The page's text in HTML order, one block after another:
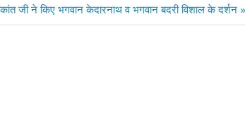
जी ने किए भगवान केदारनाथ व भगवान बदरी विशाल के दर्शन